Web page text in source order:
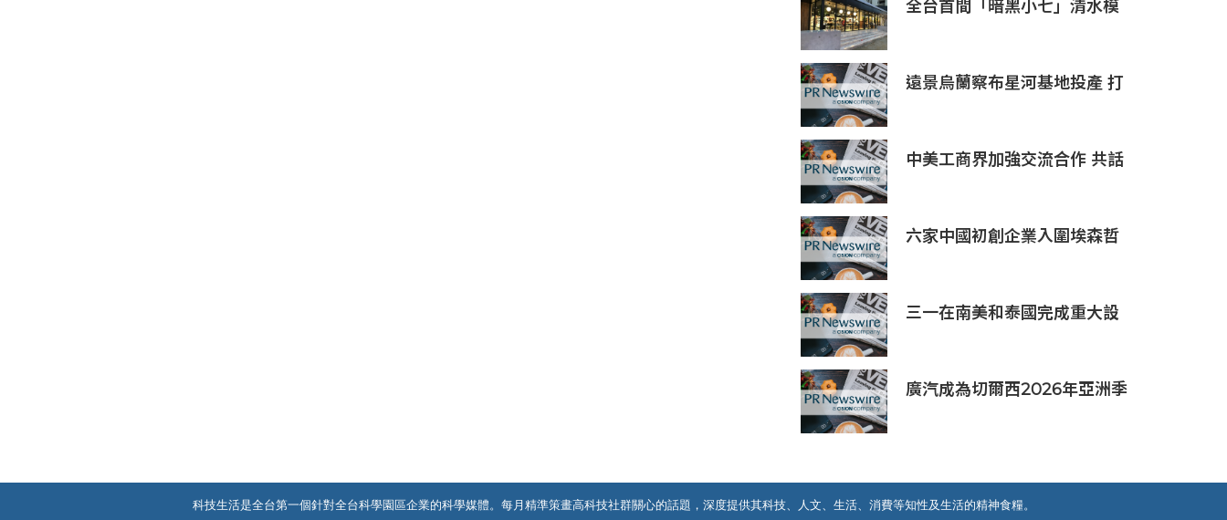
全台首間「暗黑小七」清水模
遠景烏蘭察布星河基地投產 打
中美工商界加強交流合作 共話
六家中國初創企業入圍埃森哲
三一在南美和泰國完成重大設
廣汽成為切爾西2026年亞洲季
科技生活是全台第一個針對全台科學園區企業的科學媒體。每月精準策畫高科技社群關心的話題，深度提供其科技、人文、生活、消費等知性及生活的精神食糧。